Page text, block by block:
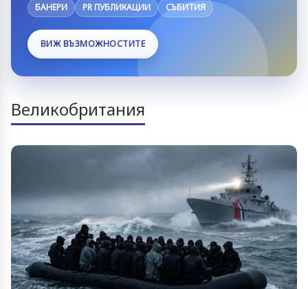
БАНЕРИ PR ПУБЛИКАЦИИ СЪБИТИЯ
ВИЖ ВЪЗМОЖНОСТИТЕ
Великобритания